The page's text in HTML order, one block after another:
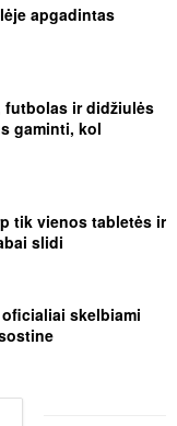
apgadintas
futbolas ir didžiulės
gaminti, kol
tik vienos tabletės ir
slidi
skelbiami